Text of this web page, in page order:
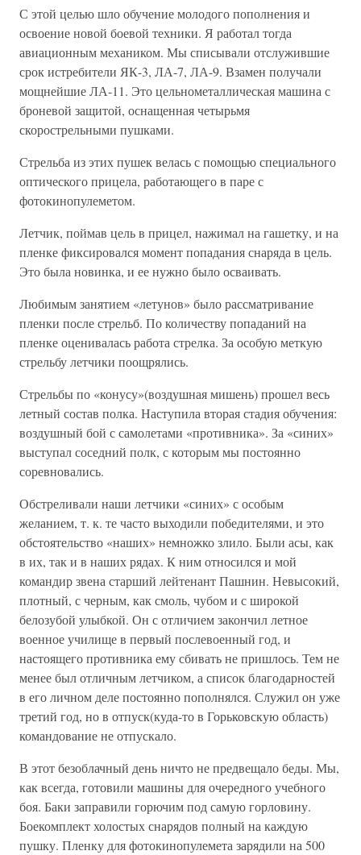
С этой целью шло обучение молодого пополнения и
освоение новой боевой техники. Я работал тогда
авиационным механиком. Мы списывали отслужившие
срок истребители ЯК-3, ЛА-7, ЛА-9. Взамен получали
мощнейшие ЛА-11. Это цельнометаллическая машина с
броневой защитой, оснащенная четырьмя
скорострельными пушками.
Стрельба из этих пушек велась с помощью специального
оптического прицела, работающего в паре с
фотокинопулеметом.
Летчик, поймав цель в прицел, нажимал на гашетку, и на
пленке фиксировался момент попадания снаряда в цель.
Это была новинка, и ее нужно было осваивать.
Любимым занятием «летунов» было рассматривание
пленки после стрельб. По количеству попаданий на
пленке оценивалась работа стрелка. За особую меткую
стрельбу летчики поощрялись.
Стрельбы по «конусу»(воздушная мишень) прошел весь
летный состав полка. Наступила вторая стадия обучения:
воздушный бой с самолетами «противника». За «синих»
выступал соседний полк, с которым мы постоянно
соревновались.
Обстреливали наши летчики «синих» с особым
желанием, т. к. те часто выходили победителями, и это
обстоятельство «наших» немножко злило. Были асы, как
в их, так и в наших рядах. К ним относился и мой
командир звена старший лейтенант Пашнин. Невысокий,
плотный, с черным, как смоль, чубом и с широкой
белозубой улыбкой. Он с отличием закончил летное
военное училище в первый послевоенный год, и
настоящего противника ему сбивать не пришлось. Тем не
менее был отличным летчиком, а список благодарностей
в его личном деле постоянно пополнялся. Служил он уже
третий год, но в отпуск(куда-то в Горьковскую область)
командование не отпускало.
В этот безоблачный день ничто не предвещало беды. Мы,
как всегда, готовили машины для очередного учебного
боя. Баки заправили горючим под самую горловину.
Боекомплект холостых снарядов полный на каждую
пушку. Пленку для фотокинопулемета зарядили на 500